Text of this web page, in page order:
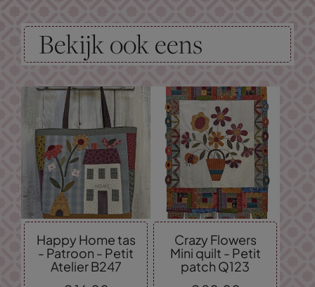
Bekijk ook eens
Happy Home tas
- Patroon - Petit
Atelier B247
Crazy Flowers
Mini quilt - Petit
patch Q123